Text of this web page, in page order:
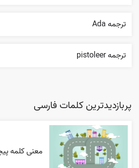
ترجمه Ada
ترجمه pistoleer
پربازدیدترین کلمات فارسی
معنی کلمه